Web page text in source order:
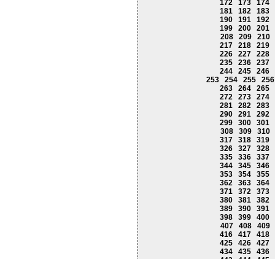
172
173
174
181
182
183
190
191
192
199
200
201
208
209
210
217
218
219
226
227
228
235
236
237
244
245
246
253
254 255
256
263
264
265
272
273
274
281
282
283
290
291
292
299
300
301
308
309
310
317
318
319
326
327
328
335
336
337
344
345
346
353
354
355
362
363
364
371
372
373
380
381
382
389
390
391
398
399
400
407
408
409
416
417
418
425
426
427
434
435
436